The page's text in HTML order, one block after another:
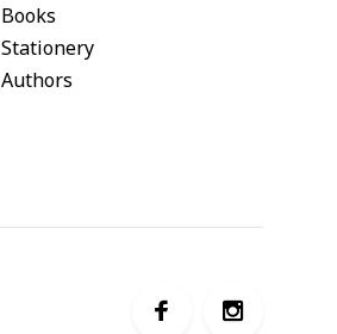
Books
Stationery
Authors